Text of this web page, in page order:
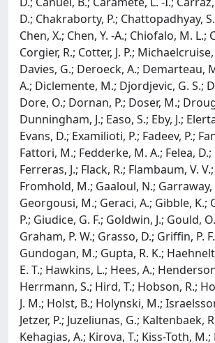
D.; Chakraborty, P.; Chattopadhyay,
Chen, X.; Chen, Y. -A.; Chiofalo, M. L.;
Corgier, R.; Cotter, J. P.; Michaelcruise,
Davies, G.; Deroeck, A.; Demarteau,
A.; Diclemente, M.; Djordjevic, G. S.;
Dore, O.; Dornan, P.; Doser, M.;
Dunningham, J.; Easo, S.; Eby, J.;
Evans, D.; Examilioti, P.; Fadeev, P.;
Fattori, M.; Fedderke, M. A.; Felea, D.;
Ferreras, J.; Flack, R.; Flambaum, V.
Fromhold, M.; Gaaloul, N.; Garraway,
Georgousi, M.; Geraci, A.; Gibble, K.;
P.; Giudice, G. F.; Goldwin, J.; Gould,
Graham, P. W.; Grasso, D.; Griffin, P.
Gundogan, M.; Gupta, R. K.;
E. T.; Hawkins, L.; Hees, A.;
Herrmann, S.; Hird, T.; Hobson, R.;
J. M.; Holst, B.; Holynski, M.;
Jetzer, P.; Juzeliunas, G.; Kaltenbaek,
Kehagias, A.; Kirova, T.; Kiss-Toth, M.;